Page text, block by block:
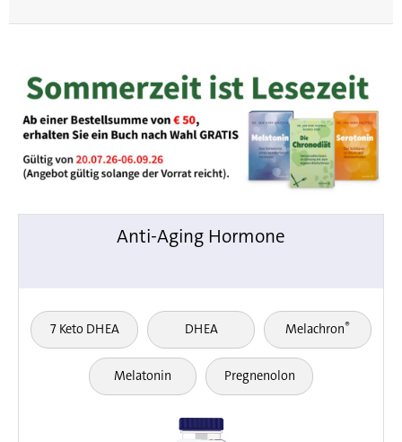
Anti-Aging Hormone
7 Keto DHEA DHEA Melachron®
Melatonin Pregnenolon